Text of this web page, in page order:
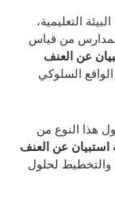
التعليمية،
من قياس
عن العنف
السلوكي
هذا النوع من
استبيان عن العنف
لحلول